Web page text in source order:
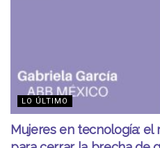
LO ÚLTIMO
Mujeres en tecnología: el